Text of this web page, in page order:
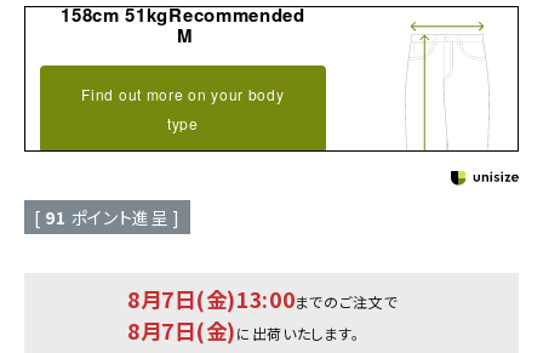
158cm 51kgRecommended
M
Find out more on your body
type
[ 91 ポイント進呈 ]
8月7日(金)13:00までのご注文で
8月7日(金)に出荷いたします。